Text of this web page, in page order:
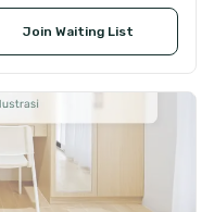
Join Waiting List